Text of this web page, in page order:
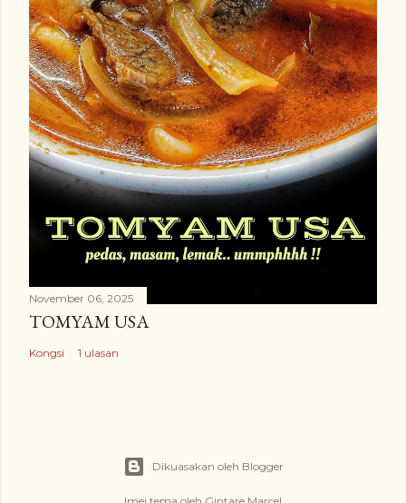
November 06, 2025
TOMYAM USA
Kongsi 1 ulasan
Dikuasakan oleh Blogger